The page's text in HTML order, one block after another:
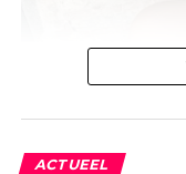
In een
kiekjes: “Did it,
ACTUEEL